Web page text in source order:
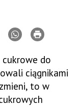
do
ciągnikami
to w